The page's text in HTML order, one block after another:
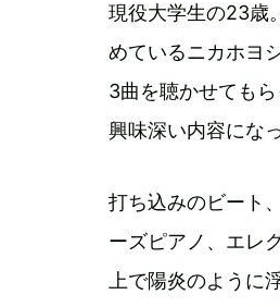
現役大学生の23歳
めているニカホヨ
3曲を聴かせても
興味深い内容にな
打ち込みのビート
ーズピアノ、エレ
上で陽炎のように